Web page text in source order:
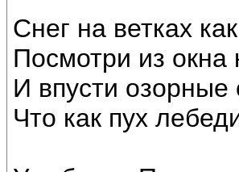
Снег на ветках
Посмотри из окна
И впусти
Что как пух